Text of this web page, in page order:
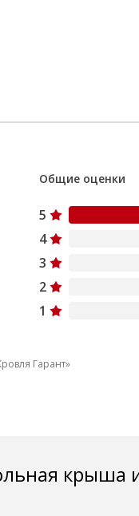
Общие оценки
5
4
3
2
1
Гарант»
крыша